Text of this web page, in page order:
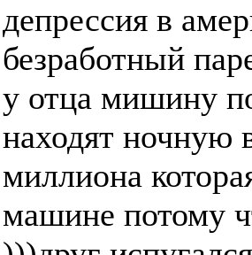
депрессия в
безработный
у отца мишину
находят ночную
миллиона
машине потому